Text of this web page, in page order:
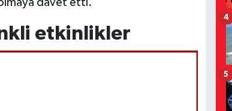
etkinlikler
4
5